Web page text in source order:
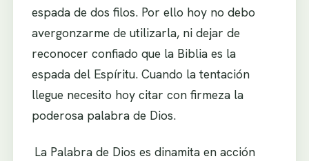
espada de dos filos. Por ello hoy no debo
avergonzarme de utilizarla, ni dejar de
reconocer confiado que la Biblia es la
espada del Espíritu. Cuando la tentación
llegue necesito hoy citar con firmeza la
poderosa palabra de Dios.
La Palabra de Dios es dinamita en acción